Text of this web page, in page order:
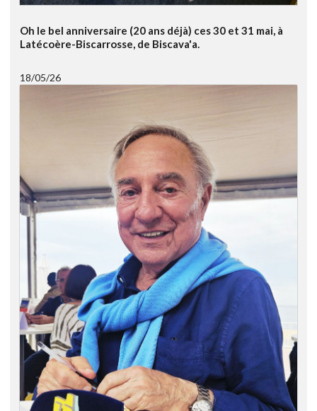
Oh le bel anniversaire (20 ans déjà) ces 30 et 31 mai, à
Latécoère-Biscarrosse, de Biscava'a.
18/05/26